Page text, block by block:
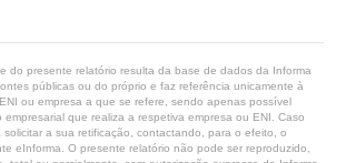
do presente relatório resulta da base de dados da Informa
públicas ou do próprio e faz referência unicamente à
ou empresa a que se refere, sendo apenas possível
empresarial que realiza a respetiva empresa ou ENI. Caso
a sua retificação, contactando, para o efeito, o
eInforma. O presente relatório não pode ser reproduzido,